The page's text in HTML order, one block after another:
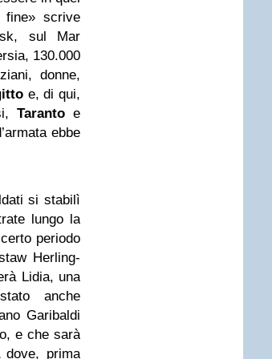
fine» scrive
sul Mar
130.000
donne,
e, di qui,
Taranto e
ebbe
si stabilì
lungo la
periodo
Herling-
Lidia, una
anche
Garibaldi
e che sarà
dove, prima